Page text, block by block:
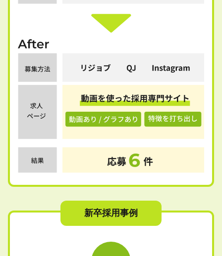
新卒採用事例